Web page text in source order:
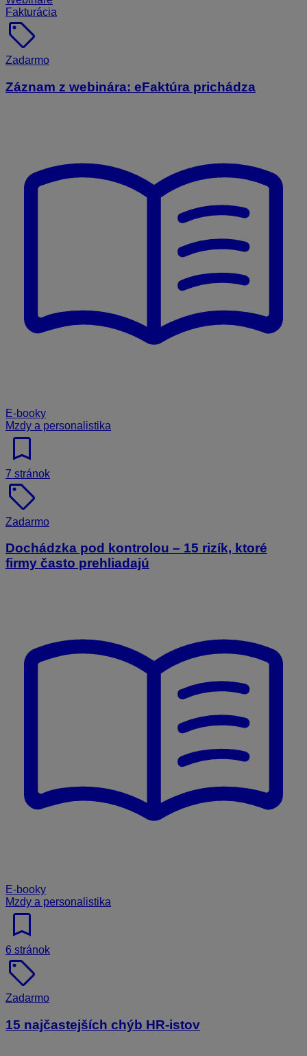
Fakturácia
sell
Zadarmo
Záznam z webinára: eFaktúra prichádza
E-booky
Mzdy a personalistika
bookmark
7 stránok
sell
Zadarmo
Dochádzka pod kontrolou – 15 rizík, ktoré
firmy často prehliadajú
E-booky
Mzdy a personalistika
bookmark
6 stránok
sell
Zadarmo
15 najčastejších chýb HR-istov